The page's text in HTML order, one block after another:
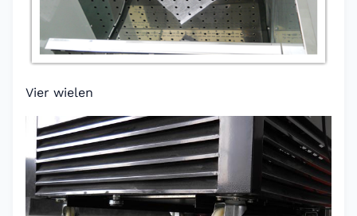
Vier wielen